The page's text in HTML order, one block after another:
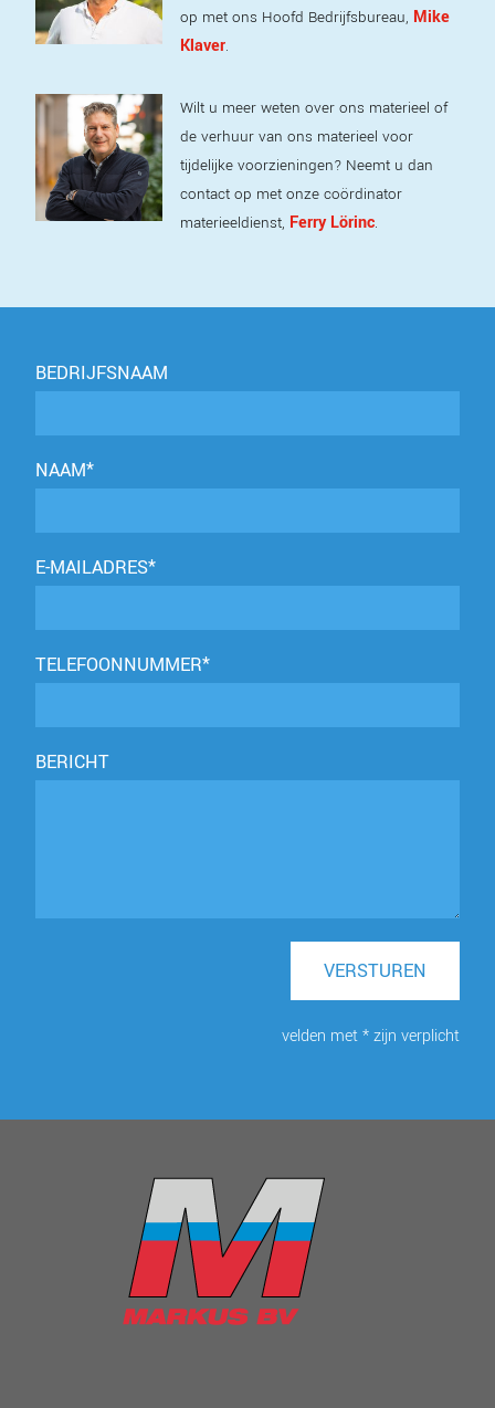
op met ons Hoofd Bedrijfsbureau, Mike
Klaver.
Wilt u meer weten over ons materieel of
de verhuur van ons materieel voor
tijdelijke voorzieningen? Neemt u dan
contact op met onze coördinator
materieeldienst, Ferry Lörinc.
BEDRIJFSNAAM
NAAM*
E-MAILADRES*
TELEFOONNUMMER*
BERICHT
VERSTUREN
velden met * zijn verplicht